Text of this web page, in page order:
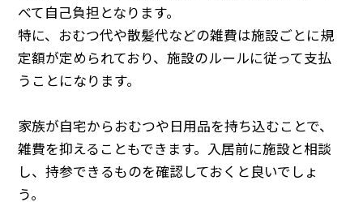
べて自己負担となります。
特に、おむつ代や散髪代などの雑費は施設ごとに規
定額が定められており、施設のルールに従って支払
うことになります。
家族が自宅からおむつや日用品を持ち込むことで、
雑費を抑えることもできます。入居前に施設と相談
し、持参できるものを確認しておくと良いでしょ
う。